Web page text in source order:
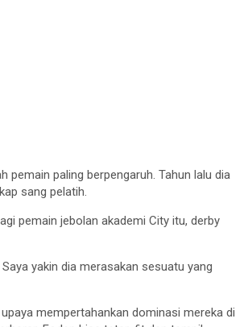
pemain paling berpengaruh. Tahun lalu dia
sang pelatih.
pemain jebolan akademi City itu, derby
Saya yakin dia merasakan sesuatu yang
upaya mempertahankan dominasi mereka di